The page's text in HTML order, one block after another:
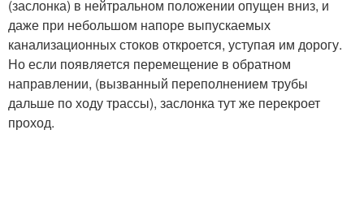
(заслонка) в нейтральном положении опущен вниз, и
даже при небольшом напоре выпускаемых
канализационных стоков откроется, уступая им дорогу.
Но если появляется перемещение в обратном
направлении, (вызванный переполнением трубы
дальше по ходу трассы), заслонка тут же перекроет
проход.